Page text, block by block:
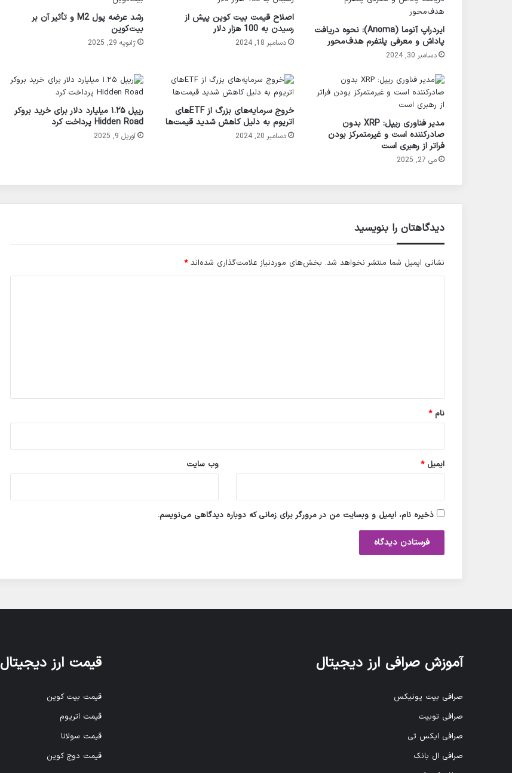
ایردراپ آنوما (Anoma): نحوه دریافت
پاداش و معرفی پلتفرم هدف‌محور
دسامبر 30, 2024
اصلاح قیمت بیت کوین پیش از
رسیدن به 100 هزار دلار
دسامبر 18, 2024
رشد عرضه پول M2 و تأثیر آن بر
بیت‌کوین
ژانویه 29, 2025
مدیر فناوری ریپل: XRP بدون
صادرکننده است و غیرمتمرکز بودن
فراتر از رهبری است
می 27, 2025
خروج سرمایه‌های بزرگ از ETF‌های
اتریوم به دلیل کاهش شدید قیمت‌ها
دسامبر 20, 2024
ریپل ۱.۲۵ میلیارد دلار برای خرید بروکر
Hidden Road پرداخت کرد
آوریل 9, 2025
دیدگاهتان را بنویسید
نشانی ایمیل شما منتشر نخواهد شد. بخش‌های موردنیاز علامت‌گذاری شده‌اند*
نام*
ایمیل* وب‌ سایت
ذخیره نام، ایمیل و وبسایت من در مرورگر برای زمانی که دوباره دیدگاهی می‌نویسم.
آموزش صرافی ارز دیجیتال
صرافی بیت یونیکس
صرافی توبیت
صرافی ایکس تی
صرافی ال بانک
قیمت ارز دیجیتال
قیمت بیت کوین
قیمت اتریوم
قیمت سولانا
قیمت دوج کوین